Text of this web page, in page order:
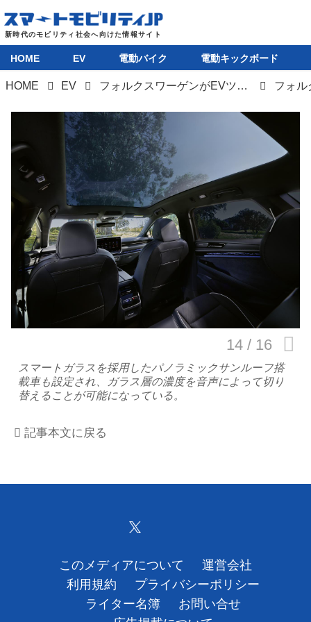
HOME
EV
電動バイク
電動キックボード
ライフスタイル
テクノロジー
このメディアについて
利用規約
ライター名簿
HOME EV 電動バイク 電動キックボード
HOME EV フォルクスワーゲンがEVツーリングワゴン「ID.7ツアラー」を欧州で先行発表
スマートガラスを採用したパノラミックサンルーフ搭
載車も設定され、ガラス層の濃度を音声によって切り
替えることが可能になっている。
記事本文に戻る
このメディアについて
運営会社
利用規約
プライバシーポリシー
ライター名簿
お問い合せ